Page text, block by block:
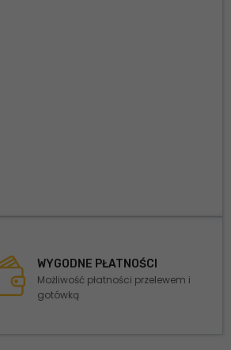
WYGODNE PŁATNOŚCI
Możliwość płatności przelewem i
gotówką